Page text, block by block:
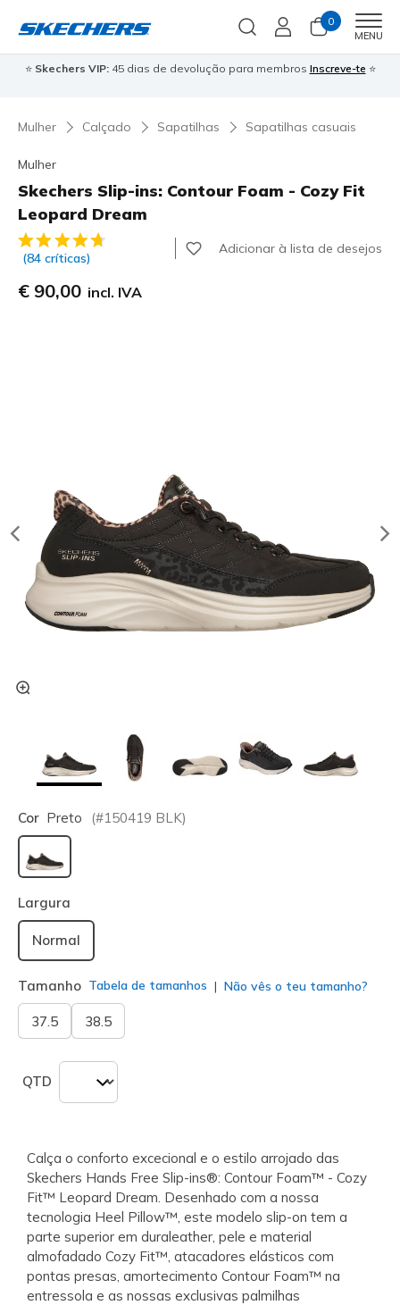
0
MENU
⭐ Skechers VIP:45 dias de devolução para membros Inscreve-te ⭐
Mulher Calçado Sapatilhas Sapatilhas casuais
Mulher
Skechers Slip-ins: Contour Foam - Cozy Fit
Leopard Dream
5 de 5 – Classificação do cliente
(84 críticas)
Adicionar à lista de desejos
€ 90,00 incl. IVA
Cor Preto (#150419 BLK)
selecionado
Largura
Normal
Tamanho Tabela de tamanhos Não vês o teu tamanho?
37.5 38.5
QTD
Calça o conforto excecional e o estilo arrojado das
Skechers Hands Free Slip-ins®: Contour Foam™ - Cozy
Fit™ Leopard Dream. Desenhado com a nossa
tecnologia Heel Pillow™, este modelo slip-on tem a
parte superior em duraleather, pele e material
almofadado Cozy Fit™, atacadores elásticos com
pontas presas, amortecimento Contour Foam™ na
entressola e as nossas exclusivas palmilhas